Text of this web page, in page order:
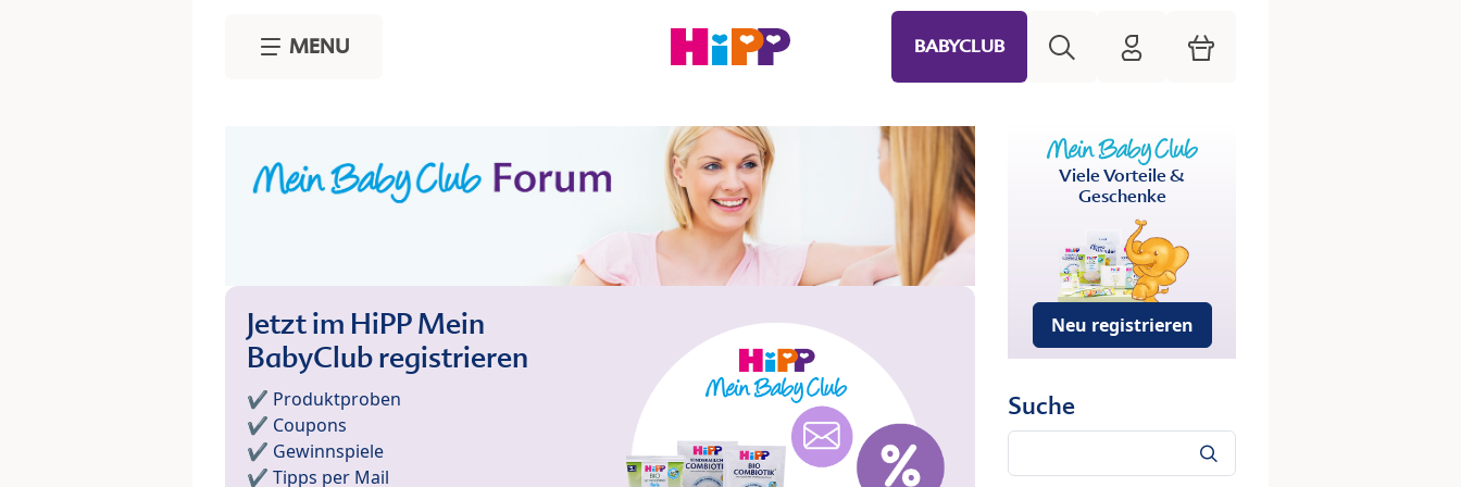
MENU BABYCLUB HiPP Mein Babyclub
Warenkorb
Jetzt im HiPP Mein
BabyClub registrieren
✔️ Produktproben
✔️ Coupons
✔️ Gewinnspiele
✔️ Tipps per Mail
Viele Vorteile &
Geschenke
Neu registrieren
Suche